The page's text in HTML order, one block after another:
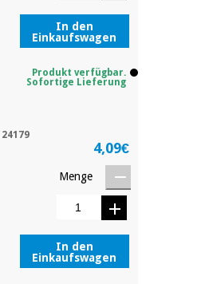
In den
Einkaufswagen
Produkt verfügbar.
Sofortige Lieferung
24179
4,09€
Menge
In den
Einkaufswagen